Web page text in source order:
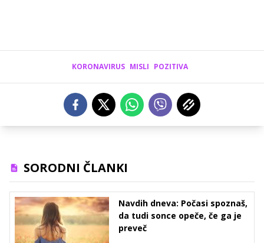
KORONAVIRUS MISLI POZITIVA
SORODNI ČLANKI
Navdih dneva: Počasi spoznaš,
da tudi sonce opeče, če ga je
preveč